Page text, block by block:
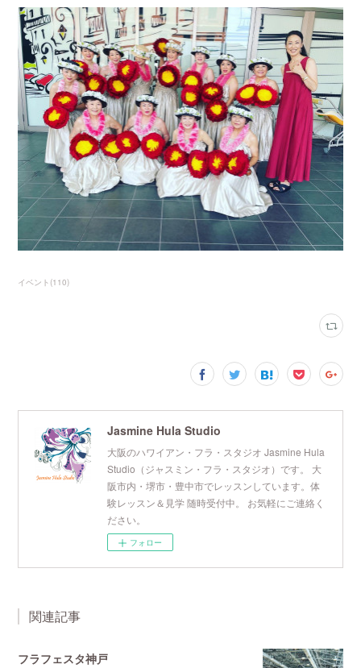
イベント (110)
Jasmine Hula Studio
大阪のハワイアン・フラ・スタジオ Jasmine Hula
Studio（ジャスミン・フラ・スタジオ）です。 大
阪市内・堺市・豊中市でレッスンしています。体
験レッスン＆見学 随時受付中。 お気軽にご連絡く
ださい。
フォロー
関連記事
フラフェスタ神戸